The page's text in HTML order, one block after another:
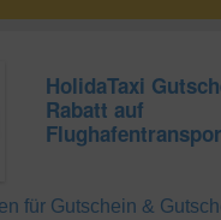
HolidaTaxi
Rabatt auf
für Gutschein &